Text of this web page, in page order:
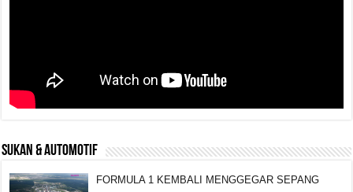
SUKAN & AUTOMOTIF
FORMULA 1 KEMBALI MENGGEGAR SEPANG